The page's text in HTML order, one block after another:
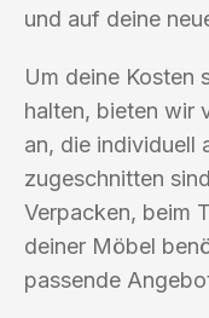
und auf deine
Um deine Kosten
halten, bieten wir
an, die individuell
zugeschnitten
Verpacken, beim
deiner Möbel
passende